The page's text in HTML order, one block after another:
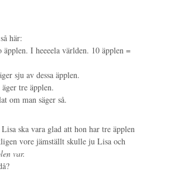
här:
I heeeela världen. 10 äpplen =
sju av dessa äpplen.
tre äpplen.
om man säger så.
ska vara glad att hon har tre äpplen
vore jämställt skulle ju Lisa och
var.